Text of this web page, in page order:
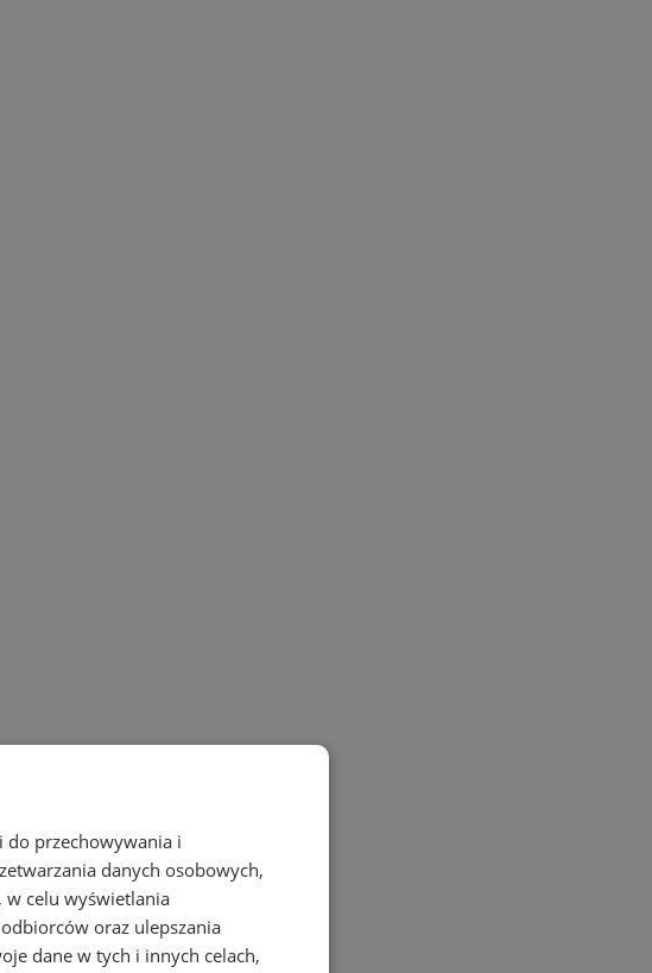
przechowywania i
danych osobowych,
w celu wyświetlania
oraz ulepszania
dane w tych i innych celach,